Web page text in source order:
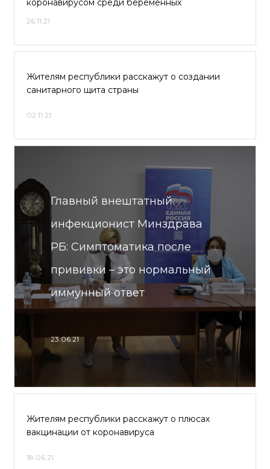
коронавирусом среди беременных
26.11.21
Жителям республики расскажут о создании
санитарного щита страны
02.11.21
Главный внештатный
инфекционист Минздрава
РБ: Симптоматика после
прививки – это нормальный
иммунный ответ
23.06.21
Жителям республики расскажут о плюсах
вакцинации от коронавируса
18.06.21